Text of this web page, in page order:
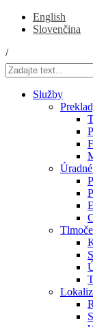
English
Slovenčina
/
Služby